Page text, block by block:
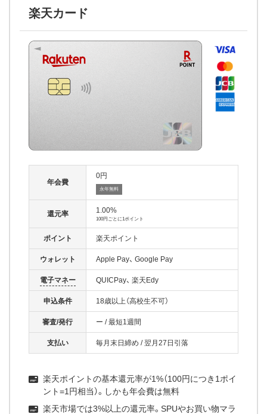
楽天カード
年会費
0
永年無料
還元率 1.00%
100円ごとに1ポイント
ポイント 楽天ポイント
ウォレット Apple Pay Google Pay
電子マネー QUICPay 楽天Edy
申込条件 18歳以上（高校生不可）
審査/発行 ー /最短1週間
支払い 毎月末日締め /翌月27日引落
楽天ポイントの基本還元率が1%（100円につき1ポイ
ント=1円相当）。しかも年会費は無料
楽天市場では3%以上の還元率。SPUやお買い物マラ